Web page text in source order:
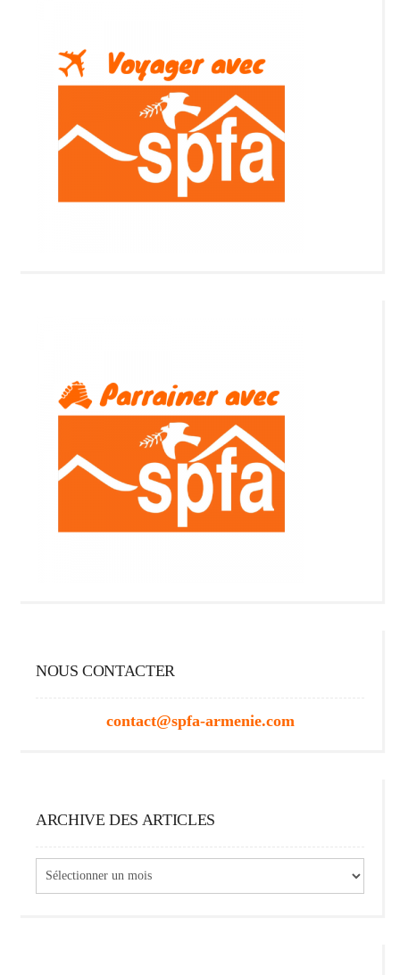
NOUS CONTACTER
contact@spfa-armenie.com
ARCHIVE DES ARTICLES
des